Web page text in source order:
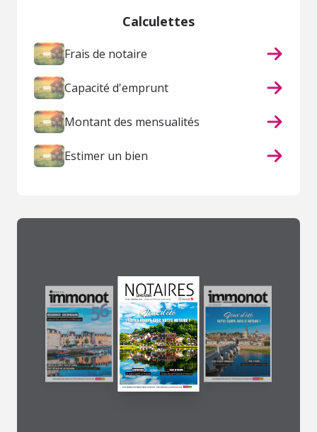
Calculettes
Frais de notaire
Capacité d'emprunt
Montant des mensualités
Estimer un bien